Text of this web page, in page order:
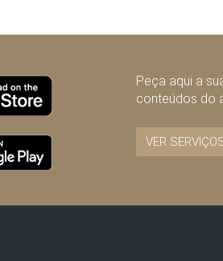
Peça aqui a
conteúdos do
VER